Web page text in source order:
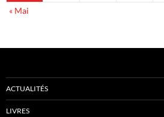
« Mai
ACTUALITÉS
LIVRES